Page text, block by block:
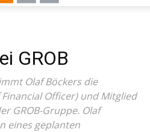
GROB
Olaf Böckers die
Financial Officer) und Mitglied
GROB-Gruppe. Olaf
eines geplanten